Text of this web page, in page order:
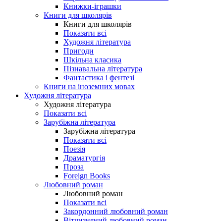
Книжки-іграшки
Книги для школярів
Книги для школярів
Показати всі
Художня література
Пригоди
Шкільна класика
Пізнавальна література
Фантастика і фентезі
Книги на іноземних мовах
Художня література
Художня література
Показати всі
Зарубіжна література
Зарубіжна література
Показати всі
Поезія
Драматургія
Проза
Foreign Books
Любовний роман
Любовний роман
Показати всі
Закордонний любовний роман